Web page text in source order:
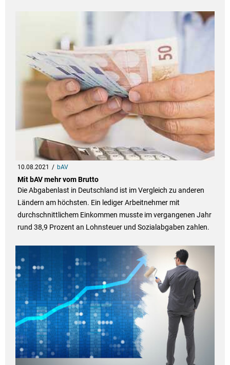
10.08.2021 bAV
Mit bAV mehr vom Brutto
Die Abgabenlast in Deutschland ist im Vergleich zu anderen
Ländern am höchsten. Ein lediger Arbeitnehmer mit
durchschnittlichem Einkommen musste im vergangenen Jahr
rund 38,9 Prozent an Lohnsteuer und Sozialabgaben zahlen.